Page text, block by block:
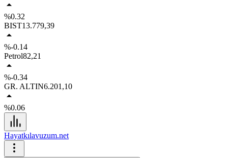
%0.32
BIST13.779,39
%-0.14
Petrol82,21
%-0.34
GR. ALTIN6.201,10
%0.06
Hayatkılavuzum.net